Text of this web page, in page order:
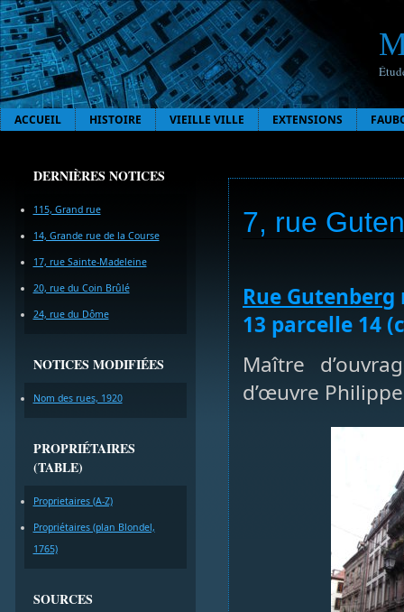
ACCUEIL HISTOIRE VIEILLE VILLE EXTENSIONS
DERNIÈRES NOTICES
115, Grand rue
14, Grande rue de la Course
17, rue Sainte-Madeleine
20, rue du Coin Brûlé
24, rue du Dôme
NOTICES MODIFIÉES
Nom des rues, 1920
PROPRIÉTAIRES
(TABLE)
Proprietaires (A-Z)
Propriétaires (plan Blondel,
1765)
SOURCES
7, rue
Rue Gutenberg
13 parcelle 14
Maître
d’œuvre